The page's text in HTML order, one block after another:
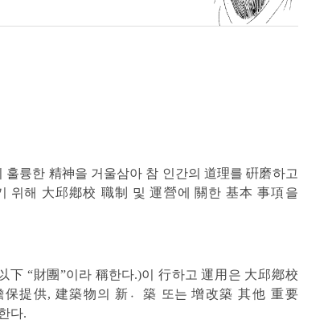
륭한 精神을 거울삼아 참 인간의 道理를 硏磨하고
위해 大邱鄕校 職制 및 運營에 關한 基本 事項을
“財團”이라 稱한다.)이 行하고 運用은 大邱鄕校
保提供, 建築物의 新〮築 또는 增改築 其他 重要
다.